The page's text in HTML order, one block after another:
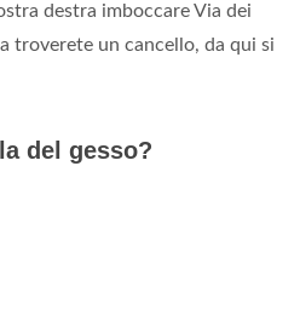
destra imboccare Via dei
troverete un cancello, da qui si
del gesso?